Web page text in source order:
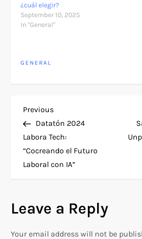
¿cuál elegir?
September 10, 2025
In "General"
GENERAL
P
o
s
n
a
Previous
Post
Previous
Datatón 2024
Labora Tech:
“Cocreando el Futuro
Laboral con IA”
Leave a Reply
Your email address will not be